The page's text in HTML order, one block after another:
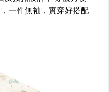
一件無袖，實穿好搭配